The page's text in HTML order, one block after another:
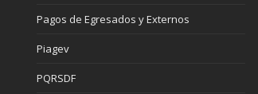
Pagos de Egresados y Externos
Piagev
PQRSDF